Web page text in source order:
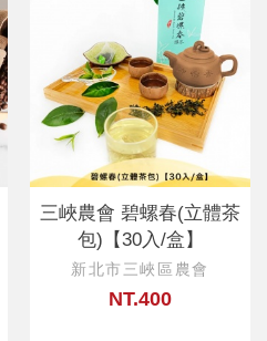
三峽農會 碧螺春(立體茶
包)【30入/盒】
新北市三峽區農會
NT.400